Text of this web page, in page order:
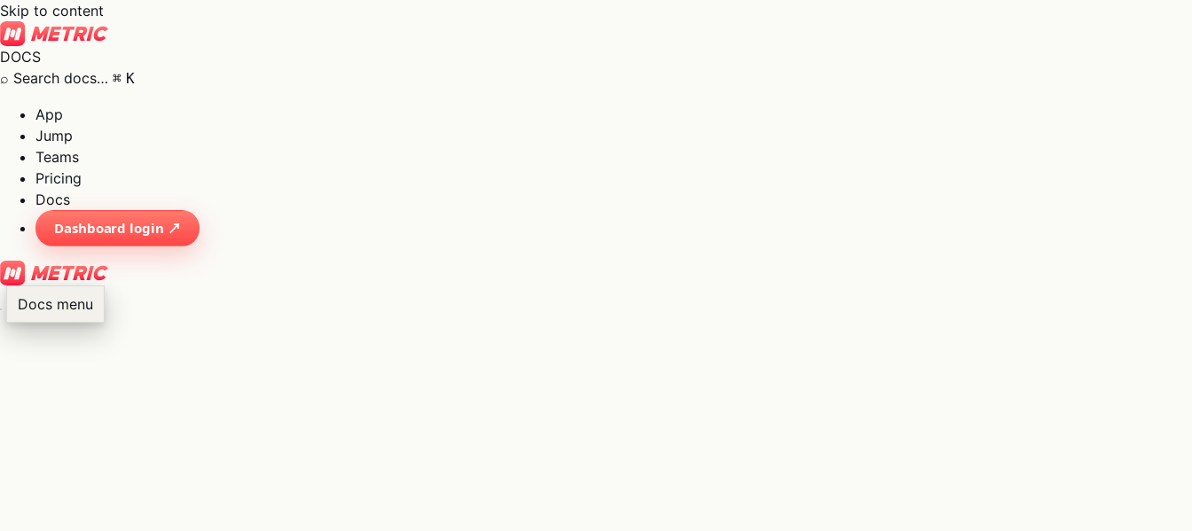
Skip to content
DOCS
⌕ Search docs… ⌘ K
App
Jump
Teams
Pricing
Docs
Dashboard login ↗
Docs menu